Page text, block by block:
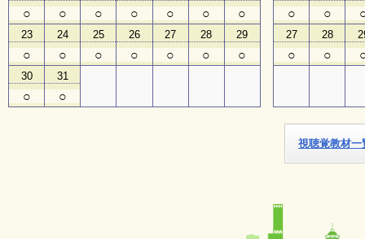
イ
ベ
ン
ト
ガ
イ
ド
○ ○ ○ ○ ○ ○ ○
23
○
24
○
25
○
26
○
27
○
28
○
29
○
30
○
31
○
○ ○
27
○
28
○
視聴覚教材一